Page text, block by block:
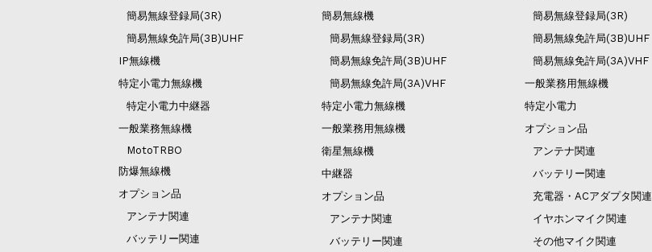
簡易無線登録局(3R)
簡易無線免許局(3B)UHF
IP無線機
特定小電力無線機
特定小電力中継器
一般業務無線機
MotoTRBO
防爆無線機
オプション品
アンテナ関連
バッテリー関連
簡易無線機
簡易無線登録局(3R)
簡易無線免許局(3B)UHF
簡易無線免許局(3A)VHF
特定小電力無線機
一般業務用無線機
衛星無線機
中継器
オプション品
アンテナ関連
バッテリー関連
簡易無線登録局(3R)
簡易無線免許局(3B)UHF
簡易無線免許局(3A)VHF
一般業務用無線機
特定小電力
オプション品
アンテナ関連
バッテリー関連
充電器・ACアダプタ関連
イヤホンマイク関連
その他マイク関連